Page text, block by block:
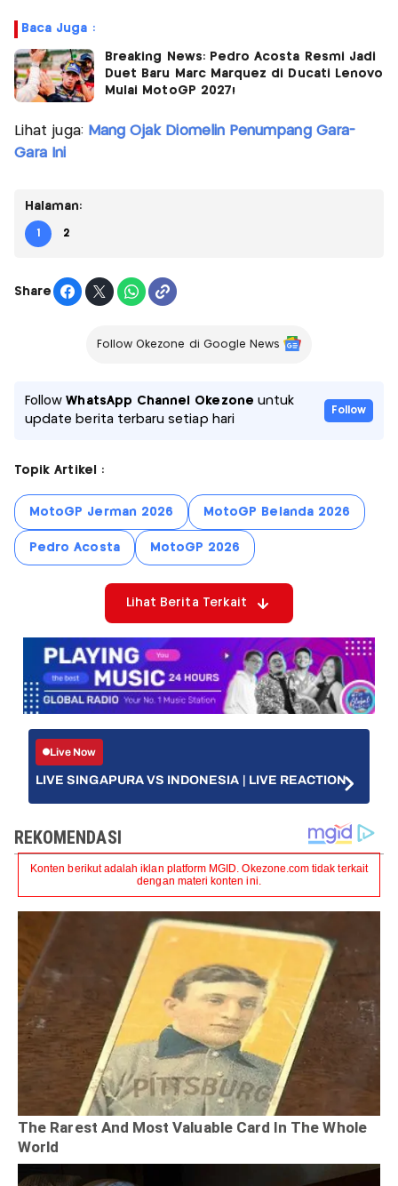
Baca Juga :
Breaking News: Pedro Acosta Resmi Jadi
Duet Baru Marc Marquez di Ducati Lenovo
Mulai MotoGP 2027!
Lihat juga: Mang Ojak Diomelin Penumpang Gara-
Gara Ini
Halaman:
1 2
Share
Follow Okezone di Google News
FollowWhatsApp Channel Okezone untuk
update berita terbaru setiap hari
Follow
Topik Artikel :
MotoGP Jerman 2026 MotoGP Belanda 2026
Pedro Acosta MotoGP 2026
Lihat Berita Terkait
Live Now
LIVE SINGAPURA VS INDONESIA | LIVE REACTION